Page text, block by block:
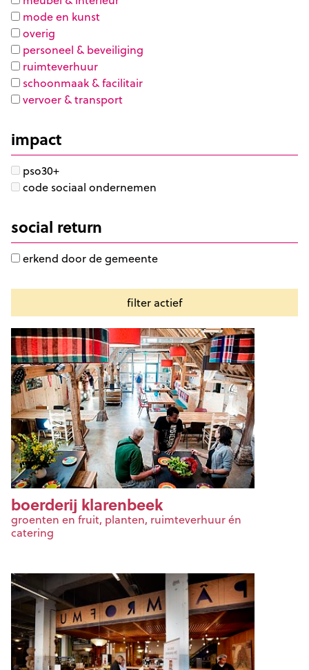
mode en kunst
overig
personeel & beveiliging
ruimteverhuur
schoonmaak & facilitair
vervoer & transport
impact
pso30+
code sociaal ondernemen
social return
erkend door de gemeente
boerderij klarenbeek
groenten en fruit, planten, ruimteverhuur én
catering